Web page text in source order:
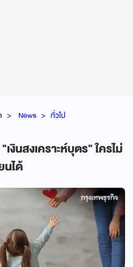
News ทั่วไป
งินสงเคราะห์บุตร" ใครไม่
นได้